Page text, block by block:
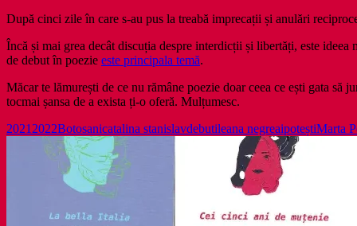
După cinci zile în care s-au pus la treabă imprecații și anulări
Încă și mai grea decât discuția despre interdicții și libertăți, este
de debut în poezie este principala temă.
Măcar te lămurești de ce nu rămâne poezie doar ceea ce ești gata
tocmai șansa de a exista ți-o oferă. Mulțumesc.
2021 2022Botosanicatalina stanislavdebutileana negreaipoteștiMarta